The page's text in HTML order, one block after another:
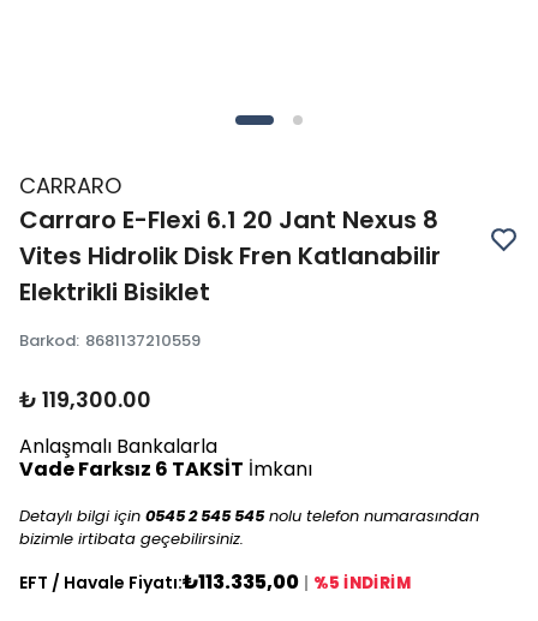
CARRARO
Carraro E-Flexi 6.1 20 Jant Nexus 8
Vites Hidrolik Disk Fren Katlanabilir
Elektrikli Bisiklet
Barkod: 8681137210559
₺ 119,300.00
Anlaşmalı Bankalarla
Vade Farksız 6 TAKSİT İmkanı
Detaylı bilgi için 0545 2 545 545nolu telefon numarasından
bizimle irtibata geçebilirsiniz.
EFT / Havale Fiyatı:₺113.335,00 | %5 İNDİRİM